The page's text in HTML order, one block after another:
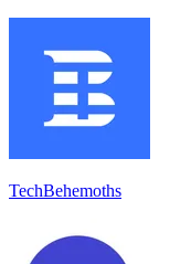
TechBehemoths